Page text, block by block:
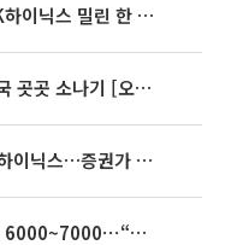
[베스트&워스트] 삼성전자·SK하이닉스 밀린 한 주…상상인증권은 85% 급등
35도 안팎 무더위 이어져…전국 곳곳 소나기 [오늘 날씨]
'불안과 기대 사이' 널뛰는 SK하이닉스…증권가 "HBM4·LTA 기반 펀터멘털 견고"
[주간증시전망] 다음주 코스피 6000~7000⋯“外人 수급은 정책이 변수”